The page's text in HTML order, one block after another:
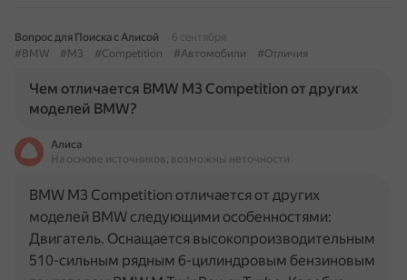
Вопрос для Поиска с Алисой
6 сентября
#BMW
#M3 #Competition #Автомобили #Отличия
Чем отличается BMW M3 Competition от других
моделей BMW?
Алиса
На основе источников, возможны неточности
BMW M3 Competition отличается от других
моделей BMW следующими особенностями:
Двигатель. Оснащается высокопроизводительным
510-сильным рядным 6-цилиндровым бензиновым